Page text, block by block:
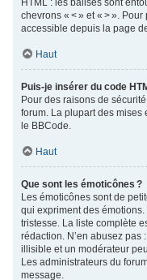
HTML : les balises sont
chevrons « < » et « > ».
accessible depuis la page
Haut
Puis-je insérer du code
Pour des raisons de
forum. La plupart des mises
le BBCode.
Haut
Que sont les émoticônes ?
Les émoticônes sont de
qui expriment des
tristesse. La liste complète
rédaction. N’en abusez pas
illisible et un modérateur
Les administrateurs du
message.